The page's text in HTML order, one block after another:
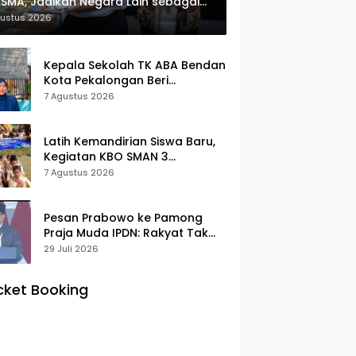
2026
Kepala Sekolah TK ABA Bendan
Kota Pekalongan Beri
Klarifikasi, Luruskan Isu Proyek
7 Agustus 2026
Latih Kemandirian Siswa Baru,
Kegiatan KBO SMAN 3
Pekalongan Mendapat
7 Agustus 2026
Pesan Prabowo ke Pamong
Praja Muda IPDN: Rakyat Tak
Butuh Birokrasi Berbelit
29 Juli 2026
Booking